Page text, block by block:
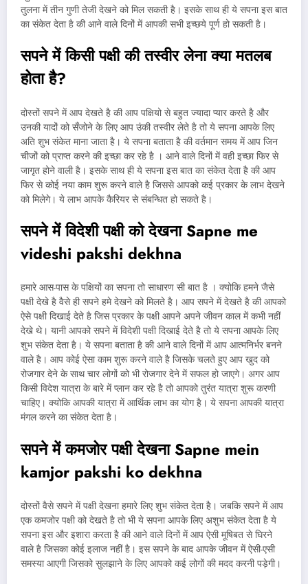
तुलना में तीन गुणी तेजी देखने को मिल सकती है। इसके साथ ही ये सपना इस बात
का संकेत देता है की आने वाले दिनों में आपकी सभी इच्छये पूर्ण हो सकती है।
सपने में किसी पक्षी की तस्वीर लेना क्या मतलब
होता है?
दोस्तों सपने में आप देखते है की आप पक्षियो से बहुत ज्यादा प्यार करते है और
उनकी यादों को सँजोने के लिए आप उंकी तस्वीर लेते है तो ये सपना आपके लिए
अति शुभ संकेत माना जाता है। ये सपना बताता है की वर्तमान समय में आप जिन
चीजों को प्राप्त करने की इच्छा कर रहे है । आने वाले दिनों में वही इच्छा फिर से
जागृत होने वाली है। इसके साथ ही ये सपना इस बात का संकेत देता है की आप
फिर से कोई नया काम शुरू करने वाले है जिससे आपको कई प्रकार के लाभ देखने
को मिलेगे। ये लाभ आपके कैरियर से संबन्धित हो सकते है।
सपने में विदेशी पक्षी को देखना Sapne me
videshi pakshi dekhna
हमारे आस-पास के पक्षियों का सपना तो साधारण सी बात है । क्योकि हमने जैसे
पक्षी देखे है वैसे ही सपने हमे देखने को मिलते है। आप सपने में देखते है की आपको
ऐसे पक्षी दिखाई देते है जिस प्रकार के पक्षी आपने अपने जीवन काल में कभी नहीं
देखे थे। यानी आपको सपने में विदेशी पक्षी दिखाई देते है तो ये सपना आपके लिए
शुभ संकेत देता है। ये सपना बताता है की आने वाले दिनों में आप आत्मनिर्भर बनने
वाले है। आप कोई ऐसा काम शुरू करने वाले है जिसके चलते हुए आप खुद को
रोजगार देने के साथ चार लोगों को भी रोजगार देने में सफल हो जाएगे। अगर आप
किसी विदेश यात्रा के बारे में प्लान कर रहे है तो आपको तुरंत यात्रा शुरू करणी
चाहिए। क्योकि आपकी यात्रा में आर्थिक लाभ का योग है। ये सपना आपकी यात्रा
मंगल करने का संकेत देता है।
सपने में कमजोर पक्षी देखनाSapne mein
kamjor pakshi ko dekhna
दोस्तों वैसे सपने में पक्षी देखना हमारे लिए शुभ संकेत देता है। जबकि सपने में आप
एक कमजोर पक्षी को देखते है तो भी ये सपना आपके लिए अशुभ संकेत देता है ये
सपना इस और इशारा करता है की आने वाले दिनों में आप ऐसी मूषिबत से घिरने
वाले है जिसका कोई इलाज नहीं है। इस सपने के बाद आपके जीवन में ऐसी-एसी
समस्या आएगी जिसको सुलझाने के लिए आपको कई लोगों की मदद करनी पड़ेगी।